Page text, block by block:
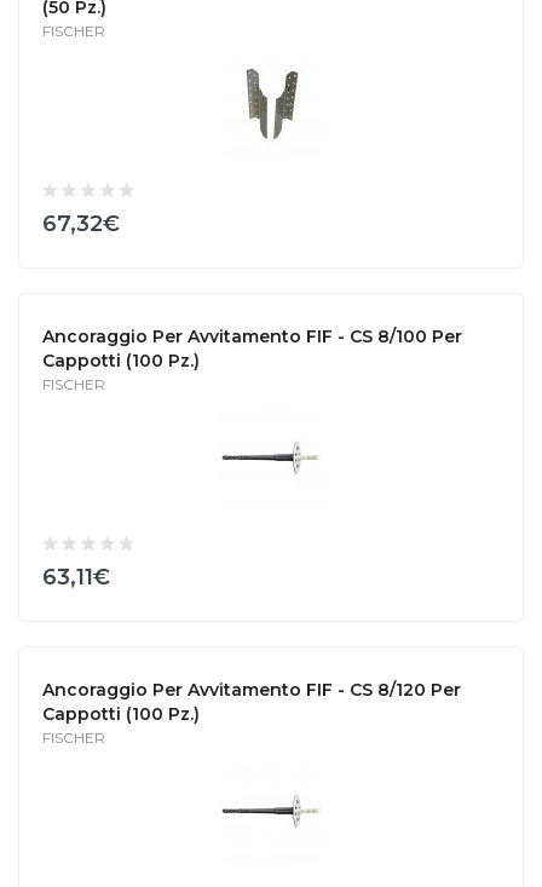
(50 Pz.)
FISCHER
67,32€
Ancoraggio Per Avvitamento FIF - CS 8/100 Per
Cappotti (100 Pz.)
FISCHER
63,11€
Ancoraggio Per Avvitamento FIF - CS 8/120 Per
Cappotti (100 Pz.)
FISCHER